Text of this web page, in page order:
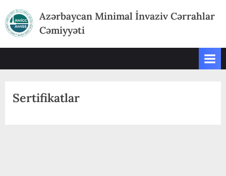
to
content
Azərbaycan Minimal İnvaziv Cərrahlar
Cəmiyyəti
Sertifikatlar